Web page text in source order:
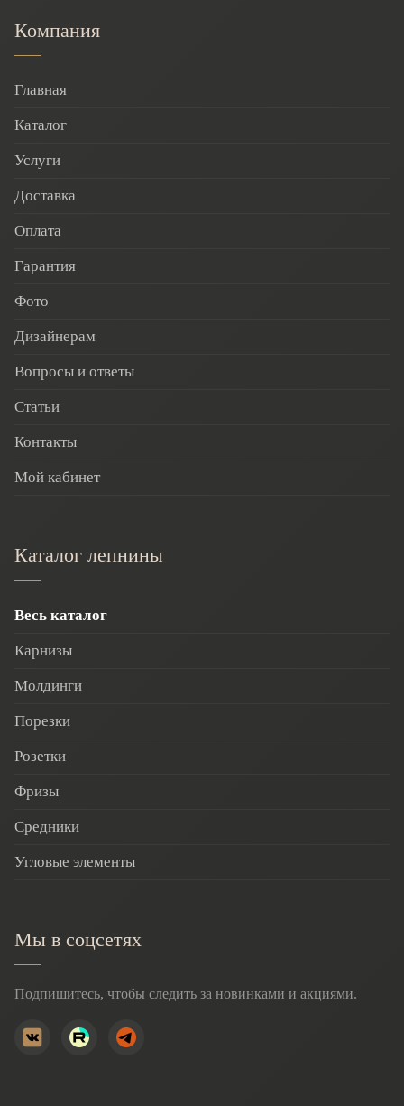
Компания
Главная
Каталог
Услуги
Доставка
Оплата
Гарантия
Фото
Дизайнерам
Вопросы и ответы
Статьи
Контакты
Мой кабинет
Каталог лепнины
Весь каталог
Карнизы
Молдинги
Порезки
Розетки
Фризы
Средники
Угловые элементы
Мы в соцсетях
Подпишитесь, чтобы следить за новинками и акциями.